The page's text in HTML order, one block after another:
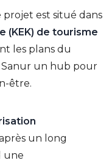
projet est situé dans
(KEK) de tourisme
les plans du
un hub pour
être.
un long
une